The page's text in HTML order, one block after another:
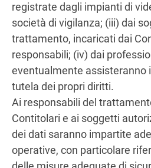
registrate dagli impianti di
società di vigilanza; (iii) dai
trattamento, incaricati dai
responsabili; (iv) dai
eventualmente assisteranno
tutela dei propri diritti.
Ai responsabili del
Contitolari e ai soggetti
dei dati saranno impartite
operative, con particolare